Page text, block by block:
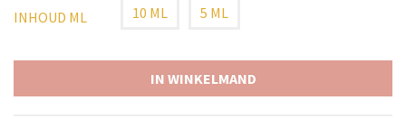
INHOUD ML 10 ML 5 ML
IN WINKELMAND